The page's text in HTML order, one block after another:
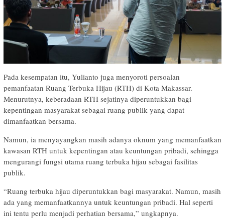
Pada kesempatan itu, Yulianto juga menyoroti persoalan
pemanfaatan Ruang Terbuka Hijau (RTH) di Kota Makassar.
Menurutnya, keberadaan RTH sejatinya diperuntukkan bagi
kepentingan masyarakat sebagai ruang publik yang dapat
dimanfaatkan bersama.
Namun, ia menyayangkan masih adanya oknum yang memanfaatkan
kawasan RTH untuk kepentingan atau keuntungan pribadi, sehingga
mengurangi fungsi utama ruang terbuka hijau sebagai fasilitas
publik.
“Ruang terbuka hijau diperuntukkan bagi masyarakat. Namun, masih
ada yang memanfaatkannya untuk keuntungan pribadi. Hal seperti
ini tentu perlu menjadi perhatian bersama,” ungkapnya.